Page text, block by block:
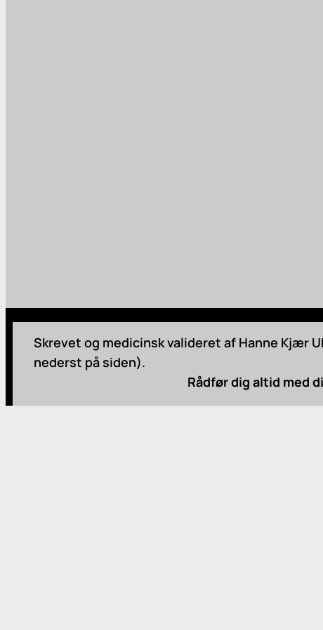
Skrevet og medicinsk valideret af Hanne Kjær
nederst på siden).
Rådfør dig altid med